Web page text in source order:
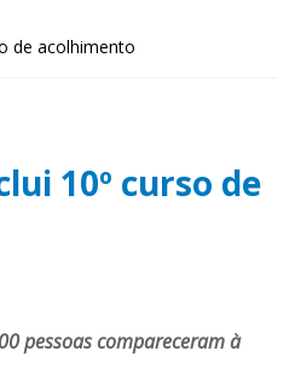
de acolhimento
10º curso de
pessoas compareceram à